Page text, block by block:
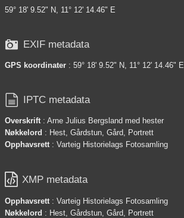
59° 18' 9.52" N, 11° 12' 14.46" E
 EXIF metadata
GPS koordinater : 59° 18' 9.52" N, 11° 12' 14.46" E
 IPTC metadata
Overskrift : Arne Julius Bergsland med hester
Nøkkelord : Hest, Gårdstun, Gård, Portrett
Opphavsrett : Varteig Historielags Fotosamling
 XMP metadata
Opphavsrett : Varteig Historielags Fotosamling
Nøkkelord : Hest, Gårdstun, Gård, Portrett